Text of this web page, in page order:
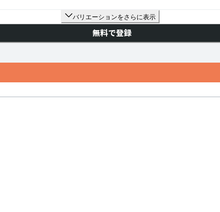
バリエーションをさらに表示
無料で登録